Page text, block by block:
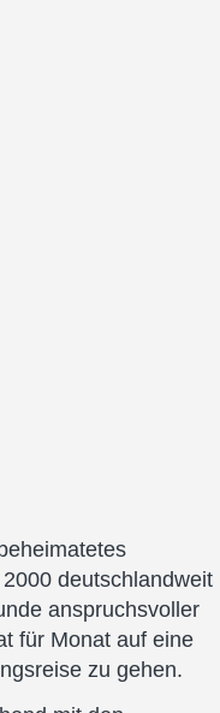
deutschlandweit
anspruchsvoller
für Monat auf eine
zu gehen.